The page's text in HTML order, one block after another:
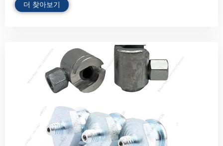
더 찾아보기